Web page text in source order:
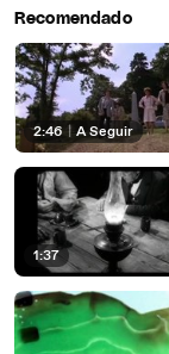
Recomendado
2:46 | A Seguir
1:37